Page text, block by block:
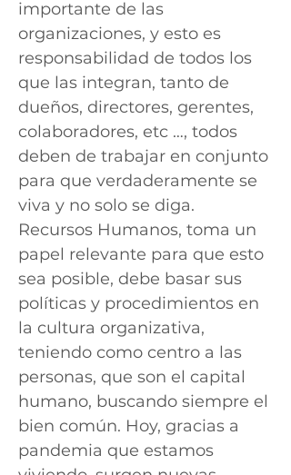
importante de las
organizaciones, y esto es
responsabilidad de todos los
que las integran, tanto de
dueños, directores, gerentes,
colaboradores, etc …, todos
deben de trabajar en conjunto
para que verdaderamente se
viva y no solo se diga.
Recursos Humanos, toma un
papel relevante para que esto
sea posible, debe basar sus
políticas y procedimientos en
la cultura organizativa,
teniendo como centro a las
personas, que son el capital
humano, buscando siempre el
bien común. Hoy, gracias a
pandemia que estamos